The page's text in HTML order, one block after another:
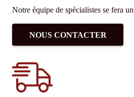
Notre équipe de spécialistes se fera
NOUS CONTACTER